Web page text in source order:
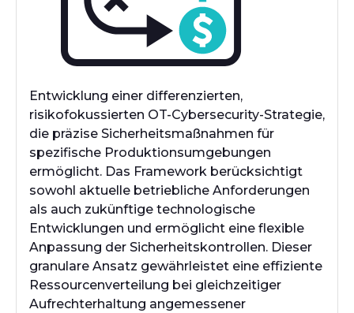
Entwicklung einer differenzierten,
risikofokussierten OT-Cybersecurity-Strategie,
die präzise Sicherheitsmaßnahmen für
spezifische Produktionsumgebungen
ermöglicht. Das Framework berücksichtigt
sowohl aktuelle betriebliche Anforderungen
als auch zukünftige technologische
Entwicklungen und ermöglicht eine flexible
Anpassung der Sicherheitskontrollen. Dieser
granulare Ansatz gewährleistet eine effiziente
Ressourcenverteilung bei gleichzeitiger
Aufrechterhaltung angemessener